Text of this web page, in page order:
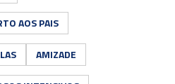
AOS PAIS
AMIZADE